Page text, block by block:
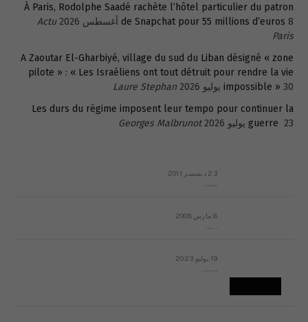
À Paris, Rodolphe Saadé rachète l’hôtel particulier du patron
de Snapchat pour 55 millions d’euros 8 أغسطس 2026
Actu
Paris
A Zaoutar El-Gharbiyé, village du sud du Liban désigné « zone
pilote » : « Les Israéliens ont tout détruit pour rendre la vie
impossible » 30 يوليو 2026
Laure Stephan
Les durs du régime imposent leur tempo pour continuer la
guerre 23 يوليو 2026 Georges Malbrunot
23 ديسمبر 2011
8 مارس 2008
19 يوليو 2023